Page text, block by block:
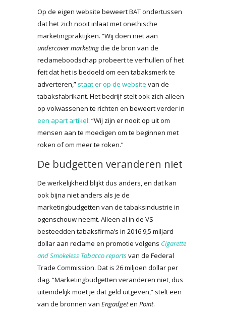
Op de eigen website beweert BAT ondertussen
dat het zich nooit inlaat met onethische
marketingpraktijken. “Wij doen niet aan
undercover marketingdie de bron van de
reclameboodschap probeert te verhullen of het
feit dat het is bedoeld om een tabaksmerk te
adverteren,” staat er op de website van de
tabaksfabrikant. Het bedrijf stelt ook zich alleen
op volwassenen te richten en beweert verder in
een apart artikel: “Wij zijn er nooit op uit om
mensen aan te moedigen om te beginnen met
roken of om meer te roken.”
De budgetten veranderen niet
De werkelijkheid blijkt dus anders, en dat kan
ook bijna niet anders als je de
marketingbudgetten van de tabaksindustrie in
ogenschouw neemt. Alleen al in de VS
besteedden tabaksfirma’s in 2016 9,5 miljard
dollar aan reclame en promotie volgens Cigarette
and Smokeless Tobacco reportsvan de Federal
Trade Commission. Dat is 26 miljoen dollar per
dag. “Marketingbudgetten veranderen niet, dus
uiteindelijk moet je dat geld uitgeven,” stelt een
van de bronnen van Engadgeten Point.